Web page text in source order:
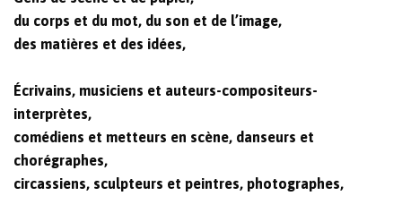
du corps et du mot, du son et de l’image,
des matières et des idées,
Écrivains, musiciens et auteurs-compositeurs-
interprètes,
comédiens et metteurs en scène, danseurs et
chorégraphes,
circassiens, sculpteurs et peintres, photographes,